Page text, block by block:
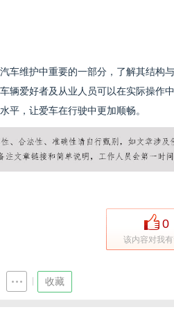
车维护中重要的一部分，了解其结构
辆爱好者及从业人员可以在实际操作
平，让爱车在行驶中更加顺畅。
0
该内容对我
收藏